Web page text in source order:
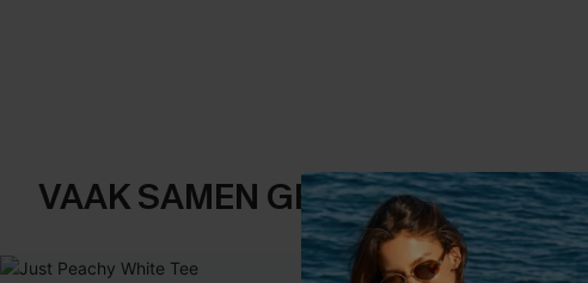
VAAK SAMEN GEKOCHT